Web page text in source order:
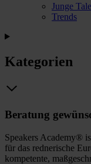
Junge
Trends
Kategorien
Beratung
Speakers Academy®
für das rednerische
kompetente,